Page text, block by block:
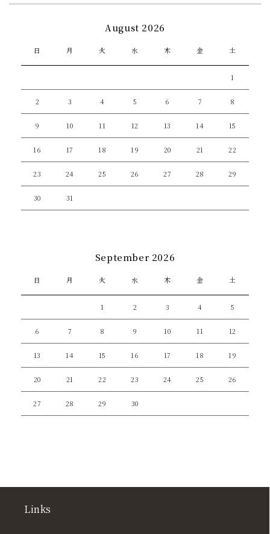
August 2026
日 月 火 水 木 金 土
1
2 3 4 5 6 7 8
9 10 11 12 13 14 15
16 17 18 19 20 21 22
23 24 25 26 27 28 29
30 31
September 2026
日 月 火 水 木 金 土
1 2 3 4 5
6 7 8 9 10 11 12
13 14 15 16 17 18 19
20 21 22 23 24 25 26
27 28 29 30
Links